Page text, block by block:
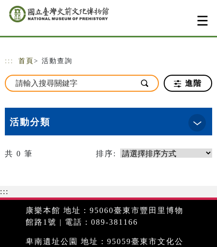
跳到主要內容
網站導覽
::: 首頁 > 活動查詢
進階
活動分類
共 0 筆 排序:
:::
康樂本館 地址：95060臺東市豐田里博物
館路1號 | 電話：089-381166
卑南遺址公園 地址：95059臺東市文化公